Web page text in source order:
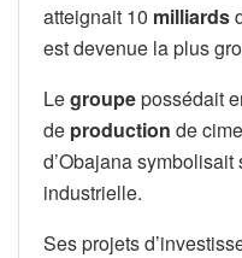
atteignait 10 milliards
est devenue la plus
Legroupepossédait
de production de
d’Obajana
industrielle.
Ses projets